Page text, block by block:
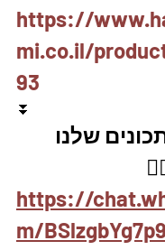
https://
mi.co.il/
93
⏬
שלנו
https://
m/